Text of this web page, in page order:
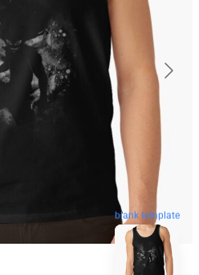
blank template